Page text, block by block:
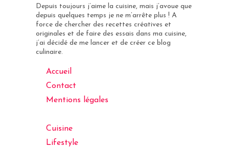
Depuis toujours j’aime la cuisine, mais j’avoue que
depuis quelques temps je ne m’arrête plus ! A
force de chercher des recettes créatives et
originales et de faire des essais dans ma cuisine,
j’ai décidé de me lancer et de créer ce blog
culinaire.
Accueil
Contact
Mentions légales
Cuisine
Lifestyle